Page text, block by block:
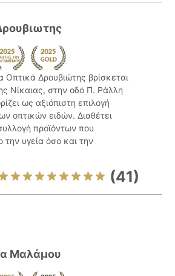
Οπτικά Δρουβιώτης βρίσκεται
Νίκαιας, στην οδό Π. Ράλλη
ως αξιόπιστη επιλογή
οπτικών ειδών. Διαθέτει
προϊόντων που
υγεία όσο και την
(41)
Μαλάμου